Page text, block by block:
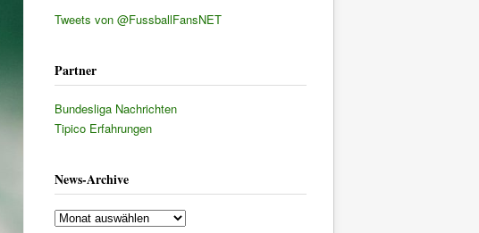
Tweets von @FussballFansNET
Partner
Bundesliga Nachrichten
Tipico Erfahrungen
News-Archive
News-